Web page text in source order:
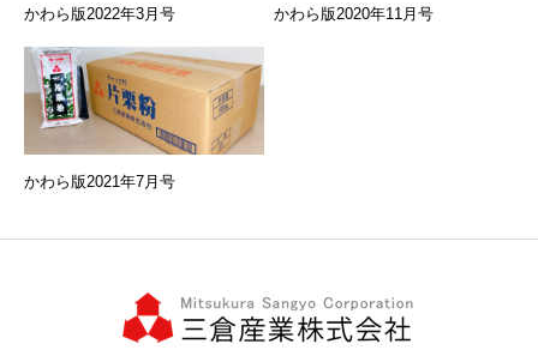
かわら版2022年3月号 かわら版2020年11月号
かわら版2021年7月号